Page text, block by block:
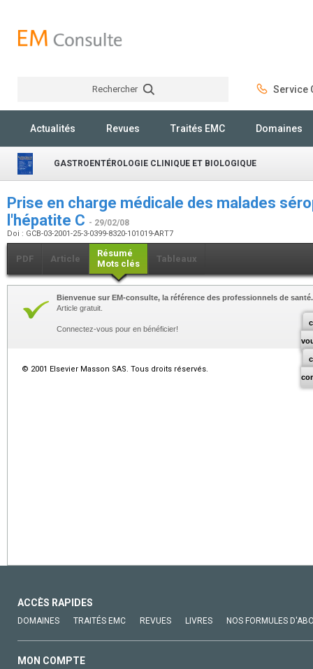
Rechercher Service
Actualités Revues Traités EMC Domaines
GASTROENTÉROLOGIE CLINIQUE ET BIOLOGIQUE
Prise en charge médicale des malades
l'hépatite C - 29/02/08
Doi : GCB-03-2001-25-3-0399-8320-101019-ART7
PDF Article
Résumé
Mots clés
Tableaux
Bienvenue sur EM-consulte, la référence des professionnels de santé.
Article gratuit.
Connectez-vous pour en bénéficier!
© 2001 Elsevier Masson SAS. Tous droits réservés.
ACCÈS RAPIDES
DOMAINES TRAITÉS EMC REVUES LIVRES NOS FORMULES
MON COMPTE